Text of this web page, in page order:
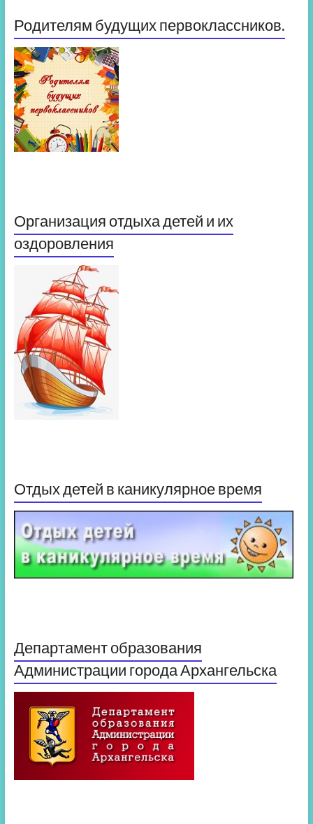
Родителям будущих первоклассников.
Организация отдыха детей и их
оздоровления
Отдых детей в каникулярное время
Департамент образования
Администрации города Архангельска